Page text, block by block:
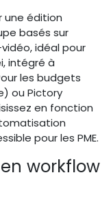
une édition
basés sur
idéal pour
intégré à
les budgets
ou Pictory
en fonction
pour les PME.
workflow